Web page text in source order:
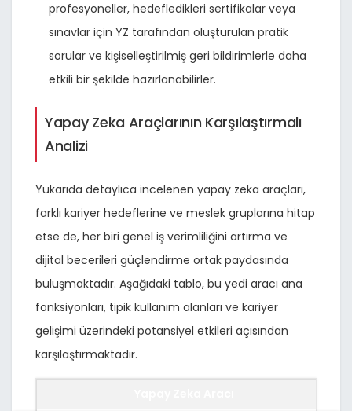
profesyoneller, hedefledikleri sertifikalar veya
sınavlar için YZ tarafından oluşturulan pratik
sorular ve kişiselleştirilmiş geri bildirimlerle daha
etkili bir şekilde hazırlanabilirler.
Yapay Zeka Araçlarının Karşılaştırmalı
Analizi
Yukarıda detaylıca incelenen yapay zeka araçları,
farklı kariyer hedeflerine ve meslek gruplarına hitap
etse de, her biri genel iş verimliliğini artırma ve
dijital becerileri güçlendirme ortak paydasında
buluşmaktadır. Aşağıdaki tablo, bu yedi aracı ana
fonksiyonları, tipik kullanım alanları ve kariyer
gelişimi üzerindeki potansiyel etkileri açısından
karşılaştırmaktadır.